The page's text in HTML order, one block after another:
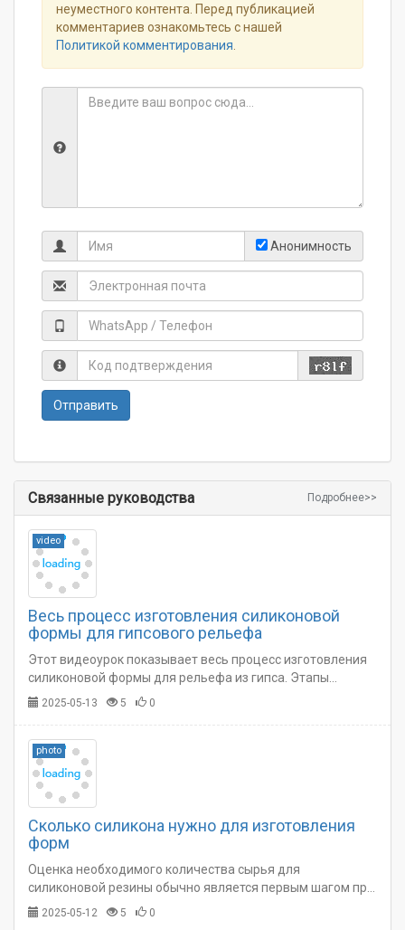
неуместного контента. Перед публикацией
комментариев ознакомьтесь с нашей
Политикой комментирования
Анонимность
Подробнее>>
Связанные руководства
video
Весь процесс изготовления силиконовой
формы для гипсового рельефа
Этот видеоурок показывает весь процесс изготовления
силиконовой формы для рельефа из гипса. Этапы
операций последовательны и понятны. Подходит для
2025-05-13 5 0
photo
Сколько силикона нужно для изготовления
форм
Оценка необходимого количества сырья для
силиконовой резины обычно является первым шагом при
изготовлении силиконовых форм. Недостаточное
2025-05-12 5 0